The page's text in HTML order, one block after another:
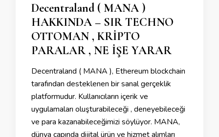
Decentraland ( MANA )
HAKKINDA – SIR TECHNO
OTTOMAN , KRİPTO
PARALAR , NE İŞE YARAR
Decentraland ( MANA ), Ethereum blockchain
tarafından desteklenen bir sanal gerçeklik
platformudur. Kullanıcıların içerik ve
uygulamaları oluşturabileceği , deneyebileceği
ve para kazanabileceğimizi söylüyor. MANA,
dünya çapında dijital ürün ve hizmet alımları